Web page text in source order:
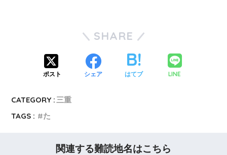
SHARE
ポスト シェア はてブ LINE
CATEGORY :三重
TAGS :
た
関連する難読地名はこちら